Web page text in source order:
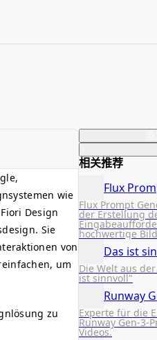
wie
Design
Sie
von
um
zu
相关推荐
Flux
Flux Prompt
der Erstellung
hochwertige
Das ist
Die Welt aus
ist sinnvoll"
Runway
Experte für die
Runway Gen-3-
Videos.